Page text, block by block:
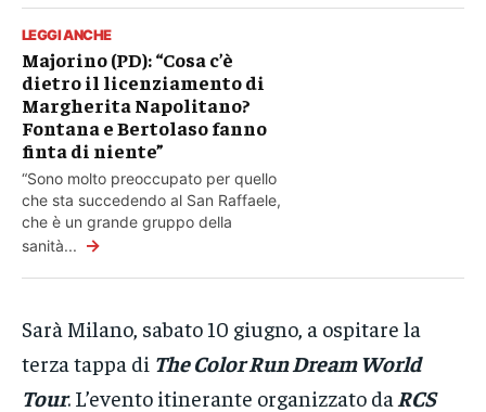
LEGGI ANCHE
Majorino (PD): “Cosa c’è
dietro il licenziamento di
Margherita Napolitano?
Fontana e Bertolaso fanno
finta di niente”
“Sono molto preoccupato per quello
che sta succedendo al San Raffaele,
che è un grande gruppo della
sanità... →
Sarà Milano, sabato 10 giugno, a ospitare la
terza tappa di The Color Run Dream World
Tour. L’evento itinerante organizzato da RCS